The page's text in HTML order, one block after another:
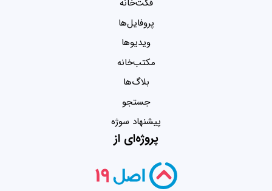
فکت‌خانه
پروفایل‌ها
ویدیو‌ها
مکتب‌خانه
بلاگ‌ها
جستجو
پیشنهاد سوژه
پروژه‌ای از